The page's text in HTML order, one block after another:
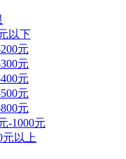
以下
元
元
元
元
元
-1000元
元以上